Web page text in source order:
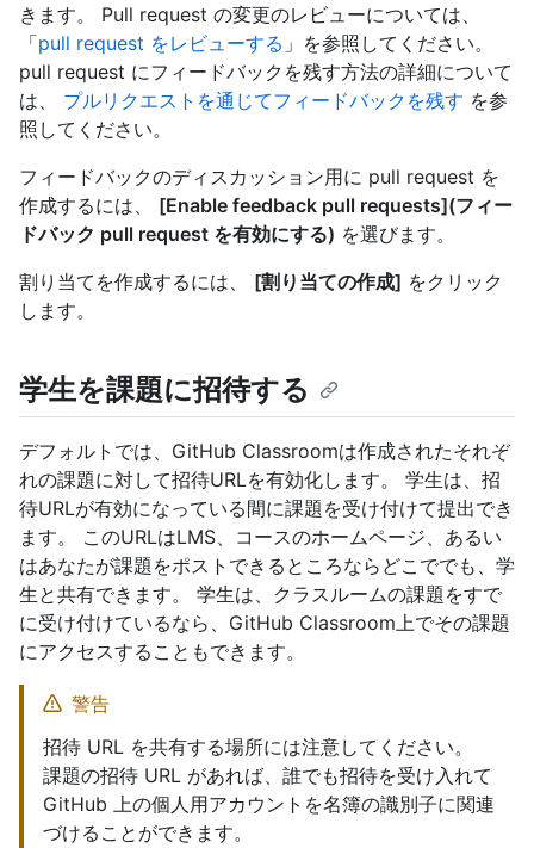
きます。 Pull request の変更のレビューについては、
「pull request をレビューする 」を参照してください。
pull request にフィードバックを残す方法の詳細について
は、 プルリクエストを通じてフィードバックを残す を参
照してください。
フィードバックのディスカッション用に pull request を
作成するには、 [Enable feedback pull requests](フィー
ドバック pull request を有効にする) を選びます。
割り当てを作成するには、 [割り当ての作成] をクリック
します。
学生を課題に招待する
デフォルトでは、GitHub Classroomは作成されたそれぞ
れの課題に対して招待URLを有効化します。 学生は、招
待URLが有効になっている間に課題を受け付けて提出でき
ます。 このURLはLMS、コースのホームページ、あるい
はあなたが課題をポストできるところならどこででも、学
生と共有できます。 学生は、クラスルームの課題をすで
に受け付けているなら、GitHub Classroom上でその課題
にアクセスすることもできます。
警告
招待 URL を共有する場所には注意してください。
課題の招待 URL があれば、誰でも招待を受け入れて
GitHub 上の個人用アカウントを名簿の識別子に関連
づけることができます。